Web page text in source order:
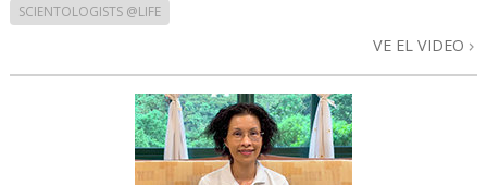
SCIENTOLOGISTS @LIFE
VE EL VIDEO